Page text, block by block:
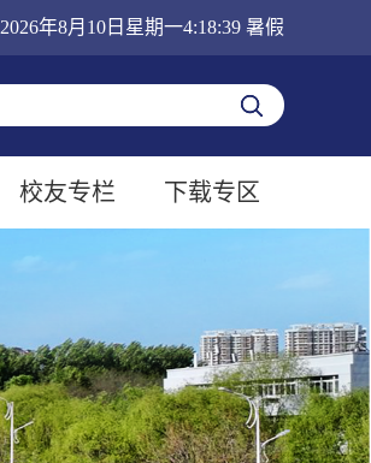
2026年8月10日星期一4:18:40 暑假
校友专栏 下载专区